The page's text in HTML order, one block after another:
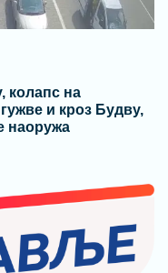
колапс на
и кроз Будву,
наоружа